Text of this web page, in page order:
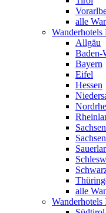
alle
Wanderhotels
Allgäu
Baden-
Bayern
Eifel
Hessen
Sachsen
alle
Wanderhotels